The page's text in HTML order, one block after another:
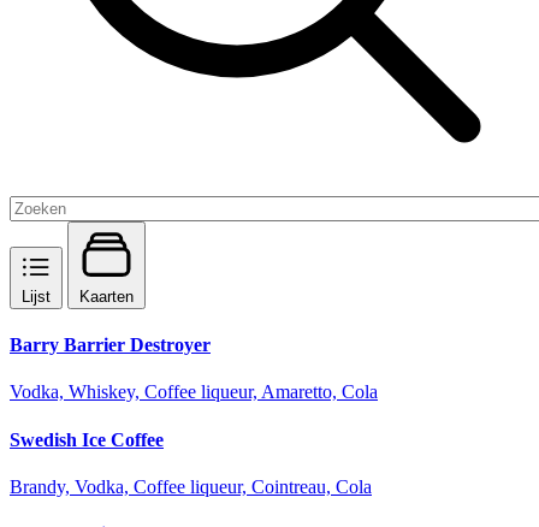
Lijst Kaarten
Barry Barrier Destroyer
Vodka, Whiskey, Coffee liqueur, Amaretto, Cola
Swedish Ice Coffee
Brandy, Vodka, Coffee liqueur, Cointreau, Cola